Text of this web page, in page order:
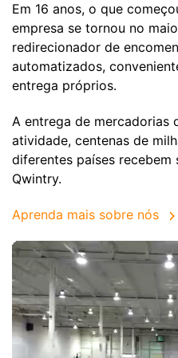
Em 16 anos, o que
empresa se tornou no
redirecionador de
automatizados,
entrega próprios.
A entrega de mercadorias
atividade, centenas de
diferentes países recebem
Qwintry.
Aprenda mais sobre nós